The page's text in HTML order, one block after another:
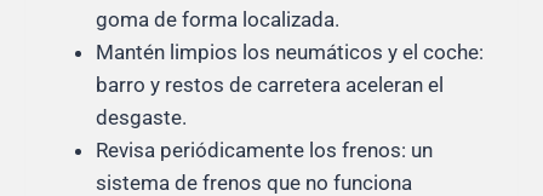
goma de forma localizada.
Mantén limpios los neumáticos y el coche:
barro y restos de carretera aceleran el
desgaste.
Revisa periódicamente los frenos: un
sistema de frenos que no funciona